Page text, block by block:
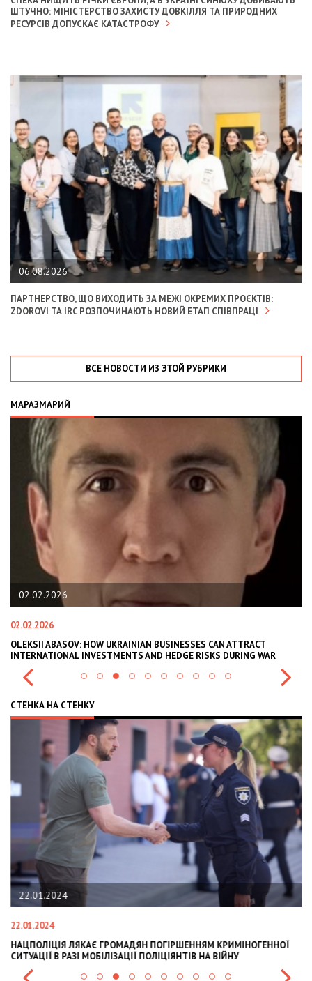
ШТУЧНО: МІНІСТЕРСТВО ЗАХИСТУ ДОВКІЛЛЯ ТА ПРИРОДНИХ
РЕСУРСІВ ДОПУСКАЄ КАТАСТРОФУ
06.08.2026
ПАРТНЕРСТВО, ЩО ВИХОДИТЬ ЗА МЕЖІ ОКРЕМИХ ПРОЄКТІВ:
ZDOROVI ТА IRC РОЗПОЧИНАЮТЬ НОВИЙ ЕТАП СПІВПРАЦІ
ВСЕ НОВОСТИ ИЗ ЭТОЙ РУБРИКИ
МАРАЗМАРИЙ
02.02.2026
02.02.2026
OLEKSII ABASOV: HOW UKRAINIAN BUSINESSES CAN ATTRACT
INTERNATIONAL INVESTMENTS AND HEDGE RISKS DURING WAR
СТЕНКА НА СТЕНКУ
22.01.2024
22.01.2024
НАЦПОЛІЦІЯ ЛЯКАЄ ГРОМАДЯН ПОГІРШЕННЯМ КРИМІНОГЕННОЇ
СИТУАЦІЇ В РАЗІ МОБІЛІЗАЦІЇ ПОЛІЦІЯНТІВ НА ВІЙНУ